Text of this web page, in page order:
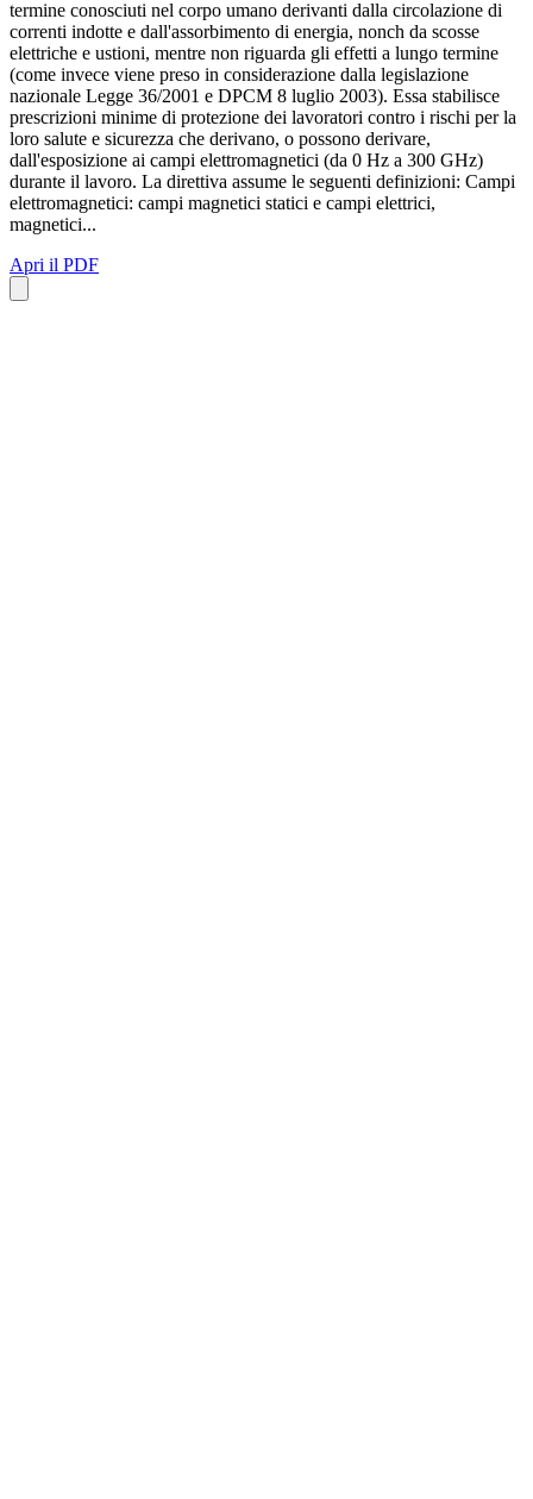
termine conosciuti nel corpo umano derivanti dalla circolazione di
correnti indotte e dall'assorbimento di energia, nonch da scosse
elettriche e ustioni, mentre non riguarda gli effetti a lungo termine
(come invece viene preso in considerazione dalla legislazione
nazionale Legge 36/2001 e DPCM 8 luglio 2003). Essa stabilisce
prescrizioni minime di protezione dei lavoratori contro i rischi per la
loro salute e sicurezza che derivano, o possono derivare,
dall'esposizione ai campi elettromagnetici (da 0 Hz a 300 GHz)
durante il lavoro. La direttiva assume le seguenti definizioni: Campi
elettromagnetici: campi magnetici statici e campi elettrici,
magnetici...
Apri il PDF